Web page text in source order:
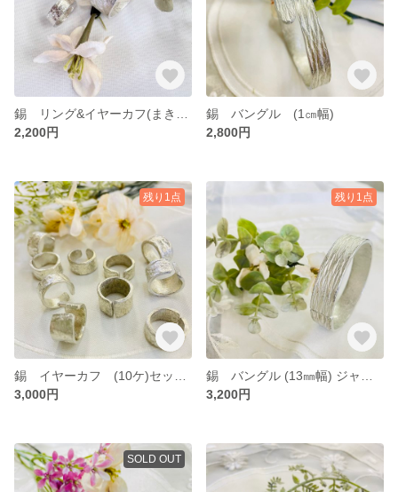
2,200円
錫 バングル (1㎝幅)
2,800円
残り1点
3,000円
残り1点
3,200円
SOLD OUT